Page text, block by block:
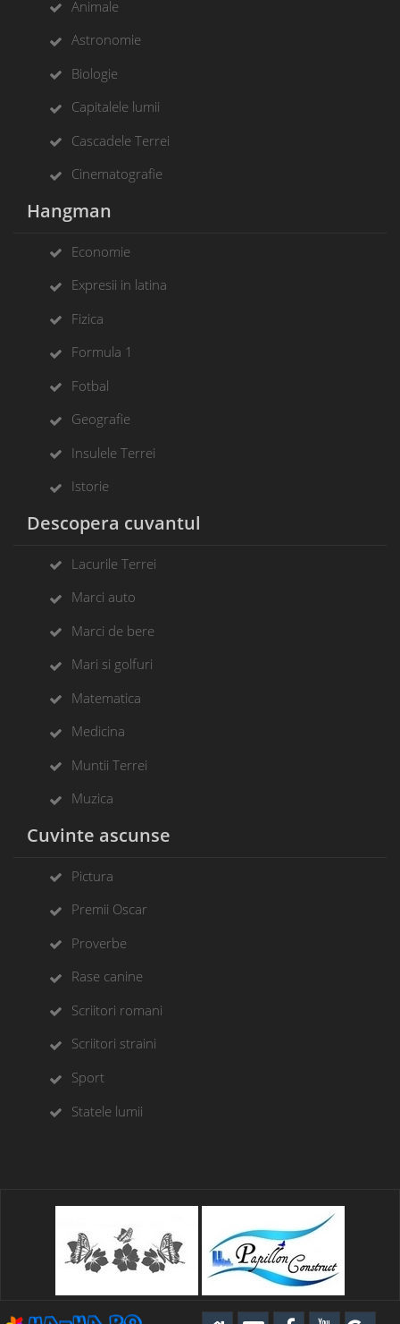
Animale
Astronomie
Biologie
Capitalele lumii
Cascadele Terrei
Cinematografie
Hangman
Economie
Expresii in latina
Fizica
Formula 1
Fotbal
Geografie
Insulele Terrei
Istorie
Descopera cuvantul
Lacurile Terrei
Marci auto
Marci de bere
Mari si golfuri
Matematica
Medicina
Muntii Terrei
Muzica
Cuvinte ascunse
Pictura
Premii Oscar
Proverbe
Rase canine
Scriitori romani
Scriitori straini
Sport
Statele lumii